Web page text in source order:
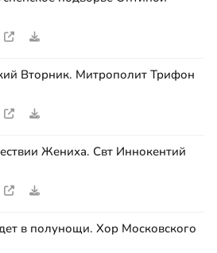
Вторник. Митрополит Трифон
Жениха. Свт Иннокентий
в полунощи. Хор Московского